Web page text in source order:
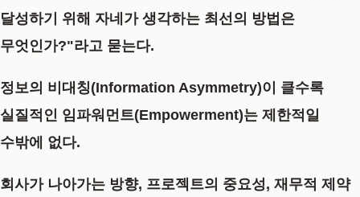
달성하기 위해 자네가 생각하는 최선의 방법은
무엇인가?"라고 묻는다.
정보의 비대칭(Information Asymmetry)이 클수록
실질적인 임파워먼트(Empowerment)는 제한적 일
수밖에 없다.
회사가 나아가는 방향, 프로젝트의 중요성, 재무적 제약